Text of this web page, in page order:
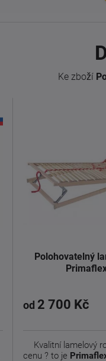
Ke zboží
Polohovatelný
od 2 700 Kč
Kvalitní lamelový
cenu ? to je